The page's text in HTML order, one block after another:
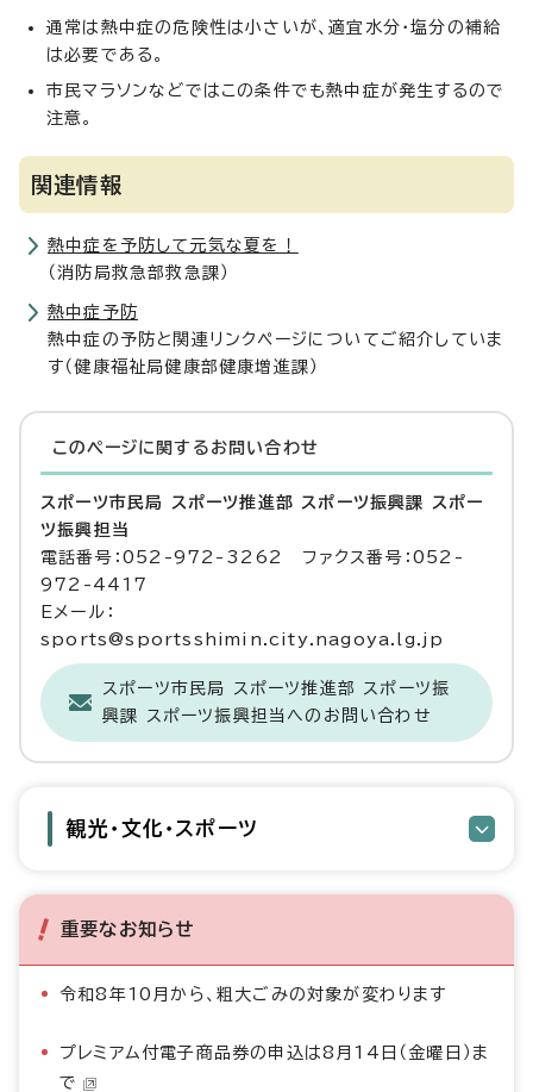
通常は熱中症の危険性は小さいが、適宜水分・塩分の補給
は必要である。
市民マラソンなどではこの条件でも熱中症が発生するので
注意。
関連情報
熱中症を予防して元気な夏を！
（消防局救急部救急課）
熱中症予防
熱中症の予防と関連リンクページについてご紹介していま
す（健康福祉局健康部健康増進課）
このページに関する お問い合わせ
スポーツ市民局 スポーツ推進部 スポーツ振興課 スポー
ツ振興担当
電話番号：052-972-3262 ファクス番号：052-
972-4417
Eメール：
sports@sportsshimin.city.nagoya.lg.jp
スポーツ市民局 スポーツ推進部 スポーツ振
興課 スポーツ振興担当へのお問い合わせ
観光・文化・スポーツ
重要なお知らせ
令和8年10月から、粗大ごみの対象が変わります
プレミアム付電子商品券の申込は8月14日（金曜日）ま
で